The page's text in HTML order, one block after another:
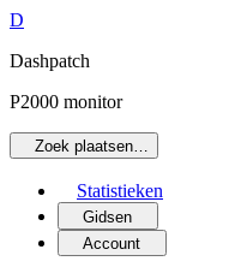
D
Dashpatch
P2000 monitor
Zoek plaatsen…
Statistieken
Gidsen
Account